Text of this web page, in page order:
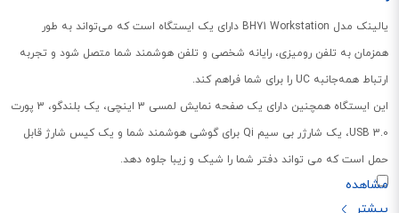
یالینک مدل‌ BH71 Workstation دارای یک ایستگاه است که می‌تواند به طور
همزمان به تلفن رومیزی، رایانه شخصی و تلفن هوشمند شما متصل شود و تجربه
ارتباط همه‌جانبه UC را برای شما فراهم کند.
این ایستگاه همچنین دارای یک صفحه نمایش لمسی 3 اینچی، یک بلندگو، 3 پورت
USB 3.0، یک شارژر بی سیم Qi برای گوشی هوشمند شما و یک کیس شارژ قابل
حمل است که می تواند دفتر شما را شیک و زیبا جلوه دهد.